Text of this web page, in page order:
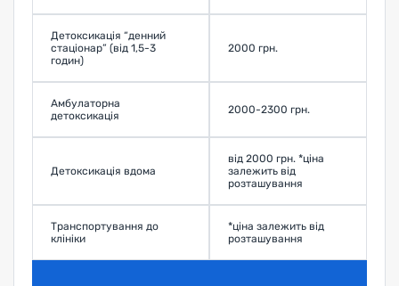
Детоксикація “денний
стаціонар” (від 1,5-3
годин)
2000 грн.
Амбулаторна
детоксикація
2000-2300 грн.
Детоксикація вдома
від 2000 грн. *ціна
залежить від
розташування
Транспортування до
клініки
*ціна залежить від
розташування